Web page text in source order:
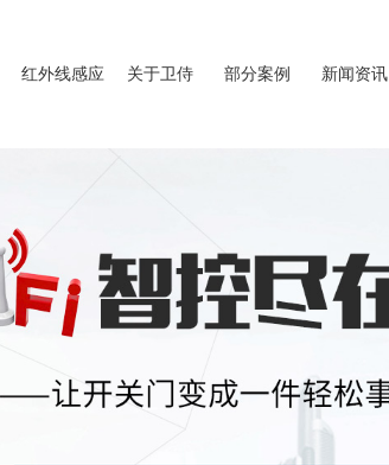
红外线感应 关于卫侍 部分案例 新闻资讯